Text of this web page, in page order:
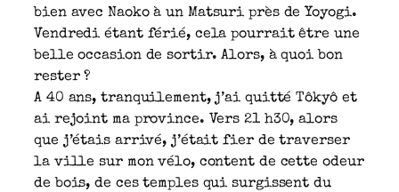
bien avec Naoko à un Matsuri près de Yoyogi.
Vendredi étant férié, cela pourrait être une
belle occasion de sortir. Alors, à quoi bon
rester ?
A 40 ans, tranquilement, j’ai quitté Tôkyô et
ai rejoint ma province. Vers 21 h30, alors
que j’étais arrivé, j’était fier de traverser
la ville sur mon vélo, content de cette odeur
de bois, de ces temples qui surgissent du